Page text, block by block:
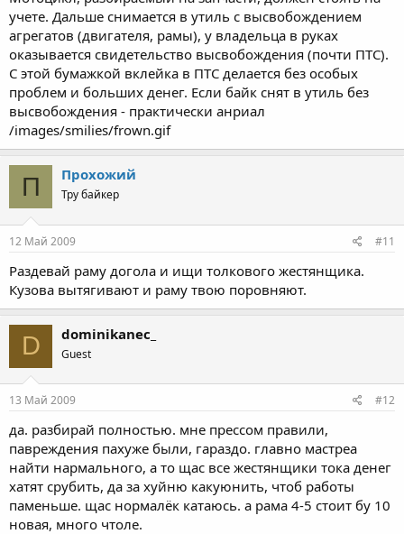
учете. Дальше снимается в утиль с высвобождением
агрегатов (двигателя, рамы), у владельца в руках
оказывается свидетельство высвобождения (почти ПТС).
С этой бумажкой вклейка в ПТС делается без особых
проблем и больших денег. Если байк снят в утиль без
высвобождения - практически анриал
/images/smilies/frown.gif
П Прохожий
Тру байкер
12 Май 2009 #11
Раздевай раму догола и ищи толкового жестянщика.
Кузова вытягивают и раму твою поровняют.
D dominikanec_
Guest
13 Май 2009 #12
да. разбирай полностью. мне прессом правили,
павреждения пахуже были, гараздо. главно мастреа
найти нармального, а то щас все жестянщики тока денег
хатят срубить, да за хуйню какуюнить, чтоб работы
паменьше. щас нормалёк катаюсь. а рама 4-5 стоит бу 10
новая, много чтоле.